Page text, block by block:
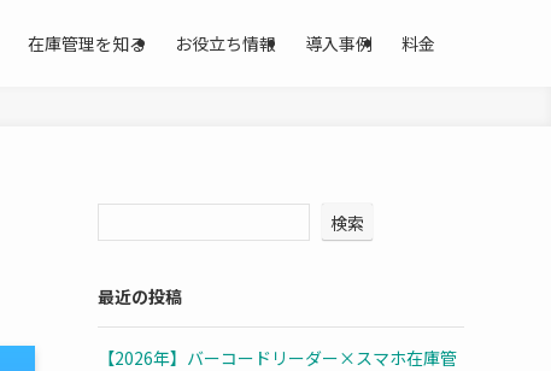
在庫管理を知る お役立ち情報 導入事例 料金
検索
最近の投稿
【2026年】バーコードリーダー×スマホ在庫管